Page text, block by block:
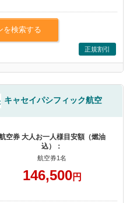
を検索する
正規割引
キャセイパシフィック航空
空券 大人お一人様目安額（燃油
込）：
航空券1名
146,500円